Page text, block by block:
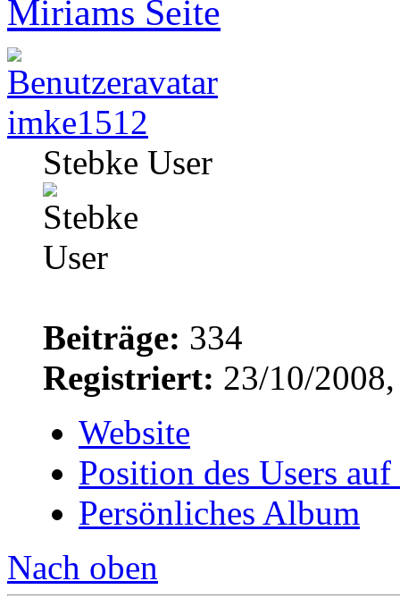
Miriams Seite
imke1512
Stebke User
Beiträge: 334
Registriert: 23/10/
Website
Position des Users
Persönliches Album
Nach oben